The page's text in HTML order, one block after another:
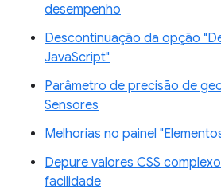
desempenho
Descontinuação da opção
JavaScript"
Parâmetro de precisão de
Sensores
Melhorias no painel
Depure valores CSS
facilidade